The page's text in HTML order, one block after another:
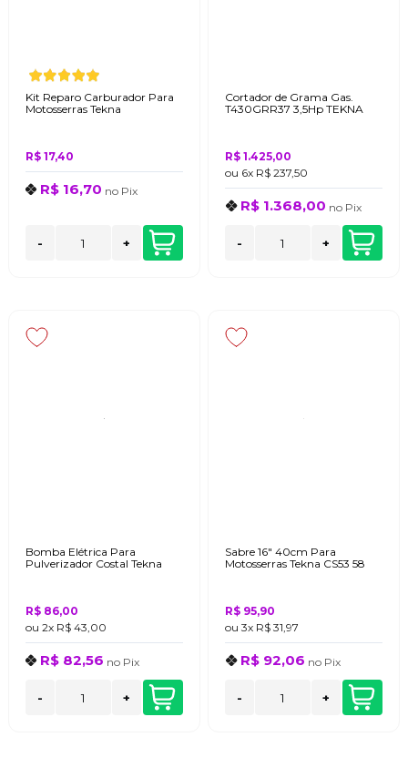
Kit Reparo Carburador Para
Motosserras Tekna
R$ 17,40
R$ 16,70 no Pix
- +
Cortador de Grama Gas.
T430GRR37 3,5Hp TEKNA
R$ 1.425,00
ou 6x R$ 237,50
R$ 1.368,00 no Pix
- +
Bomba Elétrica Para
Pulverizador Costal Tekna
R$ 86,00
ou 2x R$ 43,00
R$ 82,56 no Pix
- +
Sabre 16" 40cm Para
Motosserras Tekna CS53 58
R$ 95,90
ou 3x R$ 31,97
R$ 92,06 no Pix
- +